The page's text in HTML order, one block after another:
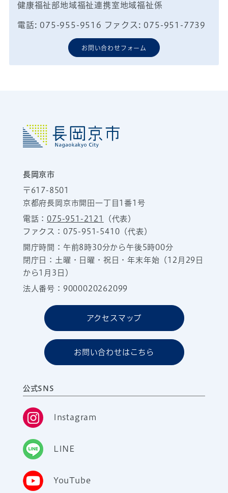
健康福祉部地域福祉連携室地域福祉係
電話: 075-955-9516 ファクス: 075-951-7739
お問い合わせフォーム
長岡京市
〒617-8501
京都府長岡京市開田一丁目1番1号
電話：075-951-2121
（代表）
ファクス：075-951-5410（代表）
開庁時間：午前8時30分から午後5時00分
閉庁日：土曜・日曜・祝日・年末年始（12月29日
から1月3日）
法人番号：9000020262099
アクセスマップ
お問い合わせはこちら
公式SNS
Instagram
LINE
YouTube